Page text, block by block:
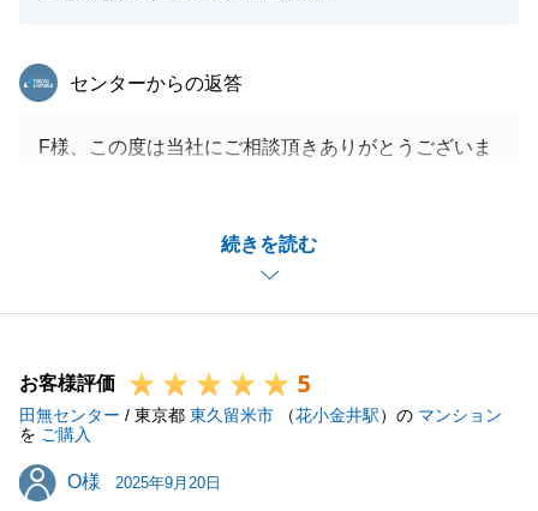
続きを読む
東急リバブル
センターからの返答
F様、この度は当社にご相談頂きありがとうございま
嬉しく思っております。
F様にご協力いただけたおかげだと考えております。
今後ともお力になれるよう尽力させて頂きますので、
引き続きよろしくお願い申し上げます。
お客様評価 5
田無センター / 東京都 東久留米市 （花小金井駅）の マンション
を ご購入
O様
O様 2025年9月20日